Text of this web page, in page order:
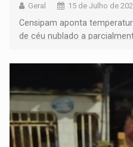
Geral 15 de Julho de
Censipam aponta
de céu nublado a